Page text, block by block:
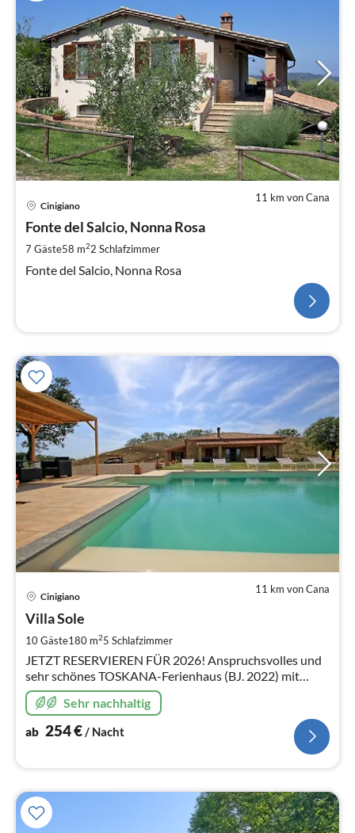
11 km von Cana
Cinigiano
Fonte del Salcio, Nonna Rosa
7 Gäste58 m22 Schlafzimmer
Fonte del Salcio, Nonna Rosa
11 km von Cana
Cinigiano
Villa Sole
10 Gäste180 m25 Schlafzimmer
JETZT RESERVIEREN FÜR 2026! Anspruchsvolles und
sehr schönes TOSKANA-Ferienhaus (BJ. 2022) mit
beheizbarem Privat-Pool in Panorama-Lage im
Hinterland der Maremma - 10+2 Personen
Sehr nachhaltig
ab 254€/ Nacht